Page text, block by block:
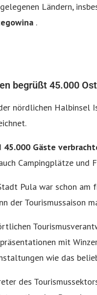
Ländern,
.
begrüßt 45.000
nördlichen Halbinsel
45.000 Gäste
Campingplätze und
Pula war schon am
der Tourismussaison
mit
wie das
des